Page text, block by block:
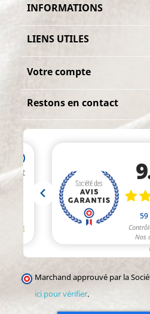
INFORMATIONS
LIENS UTILES
Votre compte
Restons en contact
Marchand approuvé par la
ici pour vérifier.